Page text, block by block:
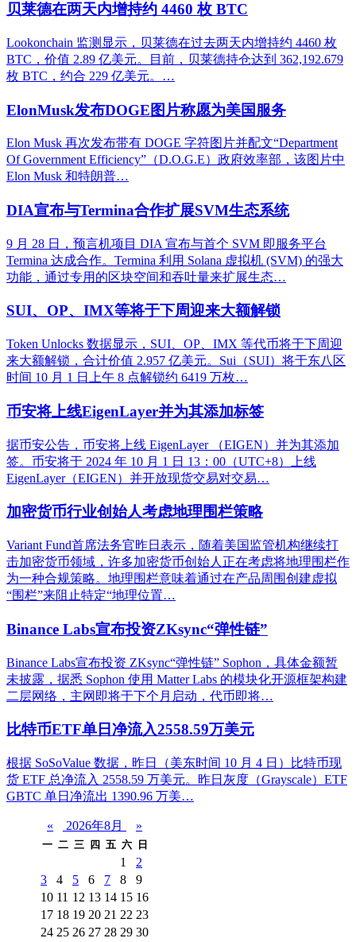
贝莱德在两天内增持约 4460 枚 BTC
Lookonchain 监测显示，贝莱德在过去两天内增持约 4460 枚
BTC，价值 2.89 亿美元。目前，贝莱德持仓达到 362,192.679
枚 BTC，约合 229 亿美元。…
ElonMusk发布DOGE图片称愿为美国服务
Elon Musk 再次发布带有 DOGE 字符图片并配文“Department
Of Government Efficiency”（D.O.G.E）政府效率部，该图片中
Elon Musk 和特朗普…
DIA宣布与Termina合作扩展SVM生态系统
9 月 28 日，预言机项目 DIA 宣布与首个 SVM 即服务平台
Termina 达成合作。Termina 利用 Solana 虚拟机 (SVM) 的强大
功能，通过专用的区块空间和吞吐量来扩展生态…
SUI、OP、IMX等将于下周迎来大额解锁
Token Unlocks 数据显示，SUI、OP、IMX 等代币将于下周迎
来大额解锁，合计价值 2.957 亿美元。Sui（SUI）将于东八区
时间 10 月 1 日上午 8 点解锁约 6419 万枚…
币安将上线EigenLayer并为其添加标签
据币安公告，币安将上线 EigenLayer （EIGEN）并为其添加
签。币安将于 2024 年 10 月 1 日 13：00（UTC+8）上线
EigenLayer（EIGEN）并开放现货交易对交易…
加密货币行业创始人考虑地理围栏策略
Variant Fund首席法务官昨日表示，随着美国监管机构继续打
击加密货币领域，许多加密货币创始人正在考虑将地理围栏作
为一种合规策略。地理围栏意味着通过在产品周围创建虚拟
“围栏”来阻止特定“地理位置…
Binance Labs宣布投资ZKsync“弹性链”
Binance Labs宣布投资 ZKsync“弹性链” Sophon，具体金额暂
未披露，据悉 Sophon 使用 Matter Labs 的模块化开源框架构建
二层网络，主网即将于下个月启动，代币即将…
比特币ETF单日净流入2558.59万美元
根据 SoSoValue 数据，昨日（美东时间 10 月 4 日）比特币现
货 ETF 总净流入 2558.59 万美元。昨日灰度（Grayscale）ETF
GBTC 单日净流出 1390.96 万美…
« 2026年8月 »
一 二 三 四 五 六 日
1
2
3
4 5 6 7 8
9
10 11 12 13 14 15 16
17 18 19 20 21 22 23
24 25 26 27 28 29 30